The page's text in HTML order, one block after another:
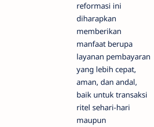
reformasi ini
diharapkan
memberikan
manfaat berupa
layanan pembayaran
yang lebih cepat,
aman, dan andal,
baik untuk transaksi
ritel sehari-hari
maupun